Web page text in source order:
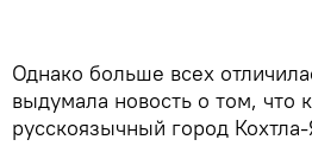
Однако больше всех
выдумала новость о том, что
русскоязычный город